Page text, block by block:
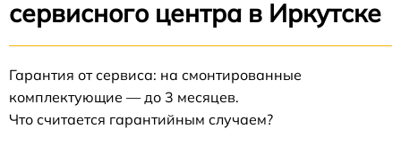
сервисного центра в Иркутске
Гарантия от сервиса: на смонтированные
комплектующие — до 3 месяцев.
Что считается гарантийным случаем?